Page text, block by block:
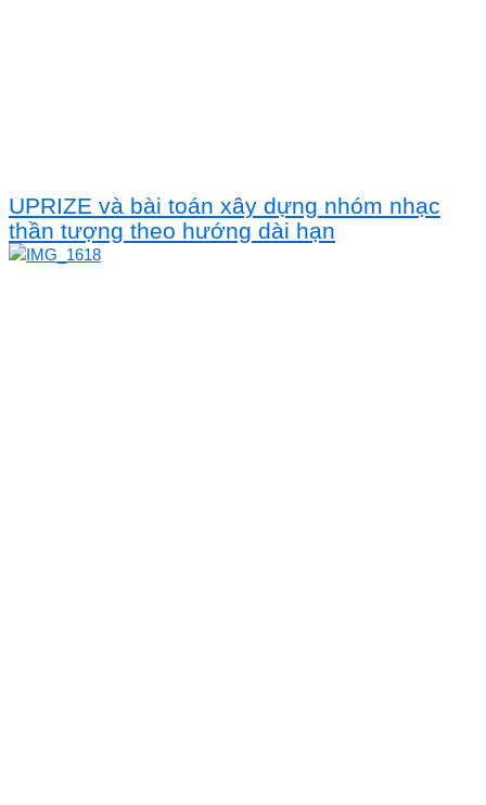
UPRIZE và bài toán xây dựng nhóm nhạc
thần tượng theo hướng dài hạn